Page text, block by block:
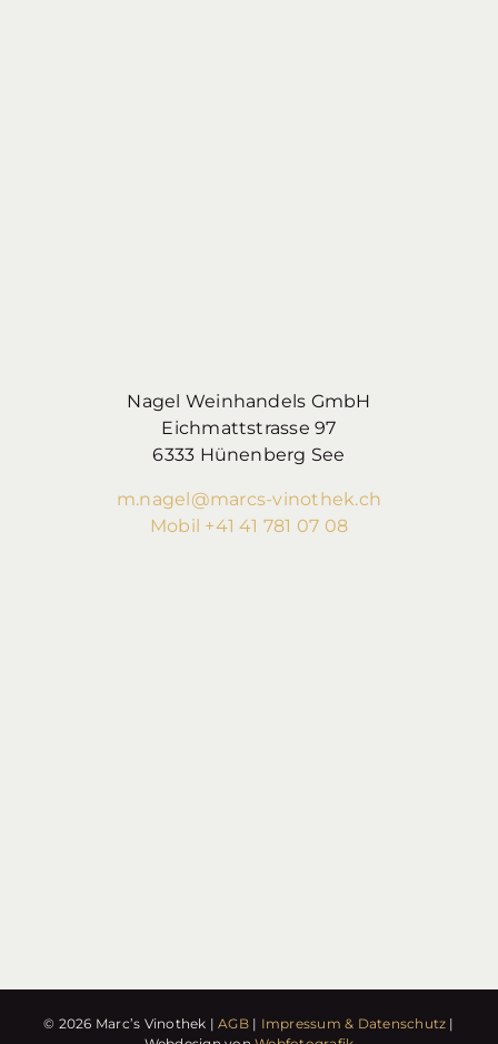
Nagel Weinhandels GmbH
Eichmattstrasse 97
6333 Hünenberg See
m.nagel@marcs-vinothek.ch
Mobil +41 41 781 07 08
© 2026 Marc’s Vinothek |AGB| Impressum & Datenschutz |